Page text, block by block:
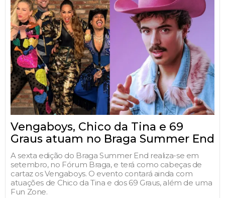
Vengaboys, Chico da Tina e 69
Graus atuam no Braga Summer End
A sexta edição do Braga Summer End realiza-se em
setembro, no Fórum Braga, e terá como cabeças de
cartaz os Vengaboys. O evento contará ainda com
atuações de Chico da Tina e dos 69 Graus, além de uma
Fun Zone.